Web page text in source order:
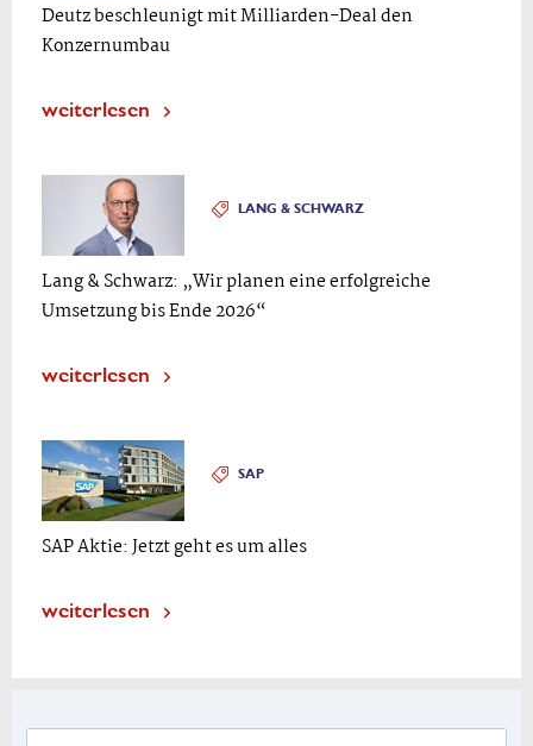
Deutz beschleunigt mit Milliarden-Deal den
Konzernumbau
weiterlesen
LANG & SCHWARZ
Lang & Schwarz: „Wir planen eine erfolgreiche
Umsetzung bis Ende 2026“
weiterlesen
SAP
SAP Aktie: Jetzt geht es um alles
weiterlesen